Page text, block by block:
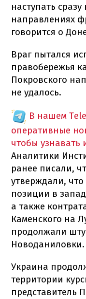
наступать
направлениях
говорится о
Враг пытался
правобережья
Покровского
не удалось.
В нашем
оперативные
чтобы узнавать
Аналитики
ранее писали,
утверждали,
позиции в
а также
Каменского на
продолжали
Новоданиловки.
Украина
территории
представитель